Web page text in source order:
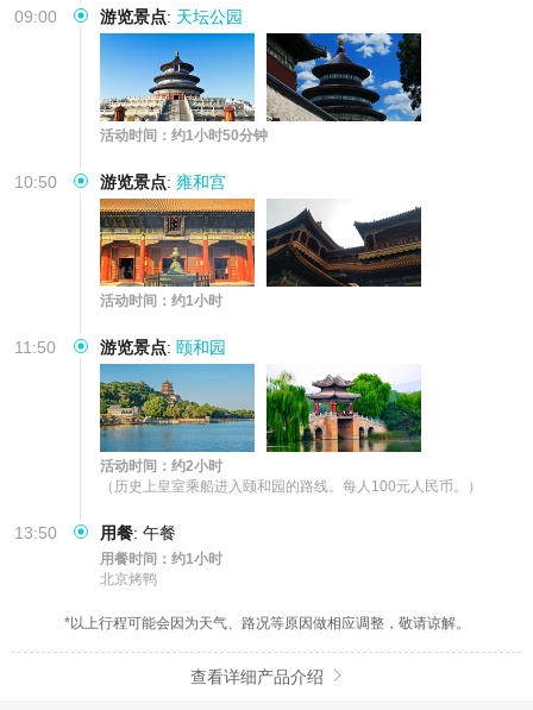
09:00 游览景点: 天坛公园
活动时间：约1小时50分钟
10:50 游览景点: 雍和宫
活动时间：约1小时
11:50 游览景点: 颐和园
活动时间：约2小时
（历史上皇室乘船进入颐和园的路线。每人100元人民币。）
13:50 用餐: 午餐
用餐时间：约1小时
北京烤鸭
*以上行程可能会因为天气、路况等原因做相应调整，敬请谅解。
查看详细产品介绍 